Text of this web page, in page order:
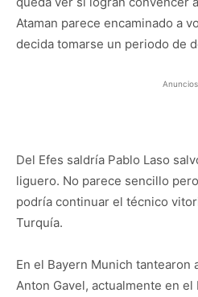
Ataman parece encaminado a
decida tomarse un periodo de
Anuncios
Del Efes saldría Pablo Laso
liguero. No parece sencillo
podría continuar el técnico
Turquía.
En el Bayern Munich tantearon
Anton Gavel, actualmente en